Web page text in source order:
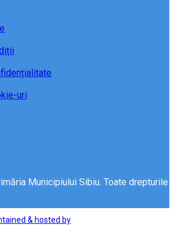
uri
Municipiului Sibiu. Toate drepturile
& hosted by